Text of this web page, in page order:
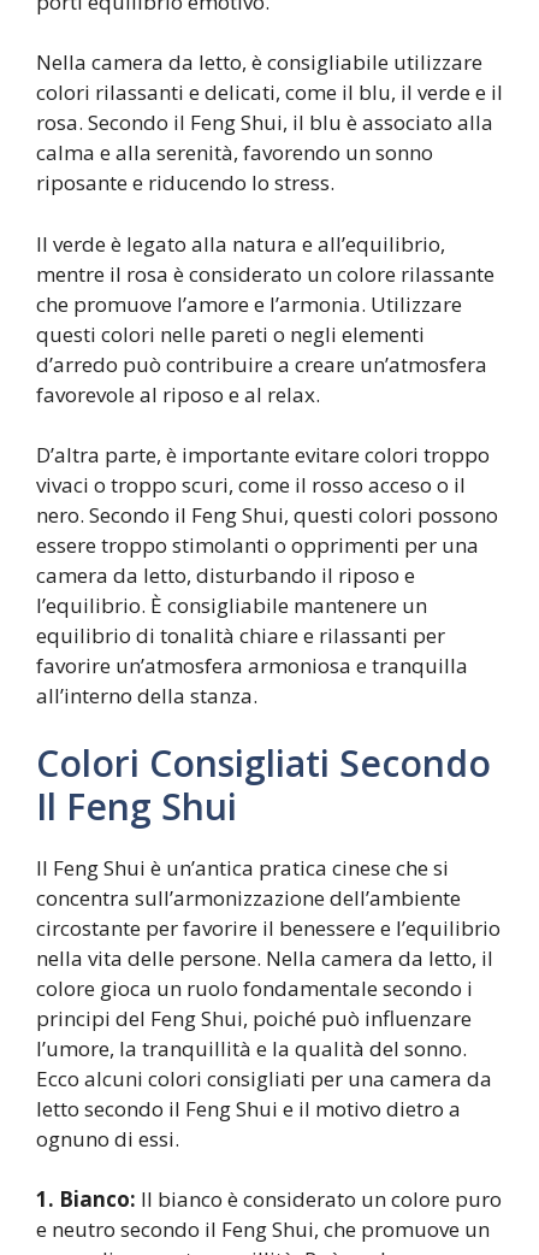
Nella camera da letto, è consigliabile utilizzare
colori rilassanti e delicati, come il blu, il verde e il
rosa. Secondo il Feng Shui, il blu è associato alla
calma e alla serenità, favorendo un sonno
riposante e riducendo lo stress.
Il verde è legato alla natura e all’equilibrio,
mentre il rosa è considerato un colore rilassante
che promuove l’amore e l’armonia. Utilizzare
questi colori nelle pareti o negli elementi
d’arredo può contribuire a creare un’atmosfera
favorevole al riposo e al relax.
D’altra parte, è importante evitare colori troppo
vivaci o troppo scuri, come il rosso acceso o il
nero. Secondo il Feng Shui, questi colori possono
essere troppo stimolanti o opprimenti per una
camera da letto, disturbando il riposo e
l’equilibrio. È consigliabile mantenere un
equilibrio di tonalità chiare e rilassanti per
favorire un’atmosfera armoniosa e tranquilla
all’interno della stanza.
Colori Consigliati Secondo
Il Feng Shui
Il Feng Shui è un’antica pratica cinese che si
concentra sull’armonizzazione dell’ambiente
circostante per favorire il benessere e l’equilibrio
nella vita delle persone. Nella camera da letto, il
colore gioca un ruolo fondamentale secondo i
principi del Feng Shui, poiché può influenzare
l’umore, la tranquillità e la qualità del sonno.
Ecco alcuni colori consigliati per una camera da
letto secondo il Feng Shui e il motivo dietro a
ognuno di essi.
1. Bianco: Il bianco è considerato un colore puro
e neutro secondo il Feng Shui, che promuove un